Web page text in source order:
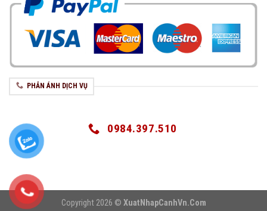
PHẢN ÁNH DỊCH VỤ
0984.397.510
Copyright 2026 © XuatNhapCanhVn.Com